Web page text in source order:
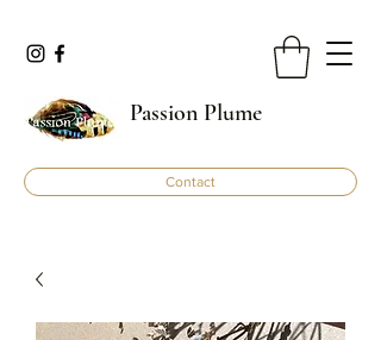
Passion Plume
Contact